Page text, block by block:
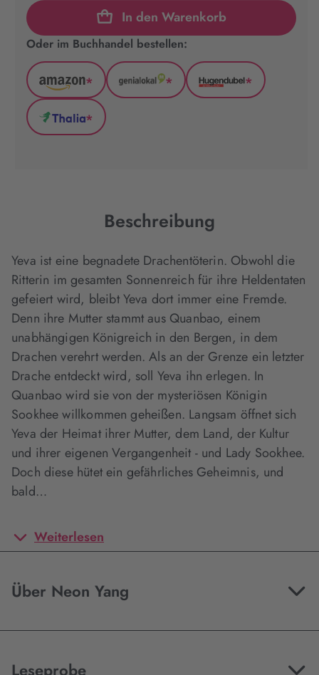
In den Warenkorb
Oder im Buchhandel bestellen:
Amazon
(wird
in
neuem
*
GenialLokal
*
Hugendubel
*
Thalia
*
Beschreibung
Yeva ist eine begnadete Drachentöterin. Obwohl die
Ritterin im gesamten Sonnenreich für ihre Heldentaten
gefeiert wird, bleibt Yeva dort immer eine Fremde.
Denn ihre Mutter stammt aus Quanbao, einem
unabhängigen Königreich in den Bergen, in dem
Drachen verehrt werden. Als an der Grenze ein letzter
Drache entdeckt wird, soll Yeva ihn erlegen. In
Quanbao wird sie von der mysteriösen Königin
Sookhee willkommen geheißen. Langsam öffnet sich
Yeva der Heimat ihrer Mutter, dem Land, der Kultur
und ihrer eigenen Vergangenheit - und Lady Sookhee.
Doch diese hütet ein gefährliches Geheimnis, und
bald…
Weiterlesen
Über Neon Yang
Leseprobe